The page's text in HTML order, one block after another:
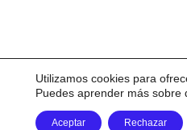
Utilizamos cookies para
Puedes aprender más
Aceptar Rechazar